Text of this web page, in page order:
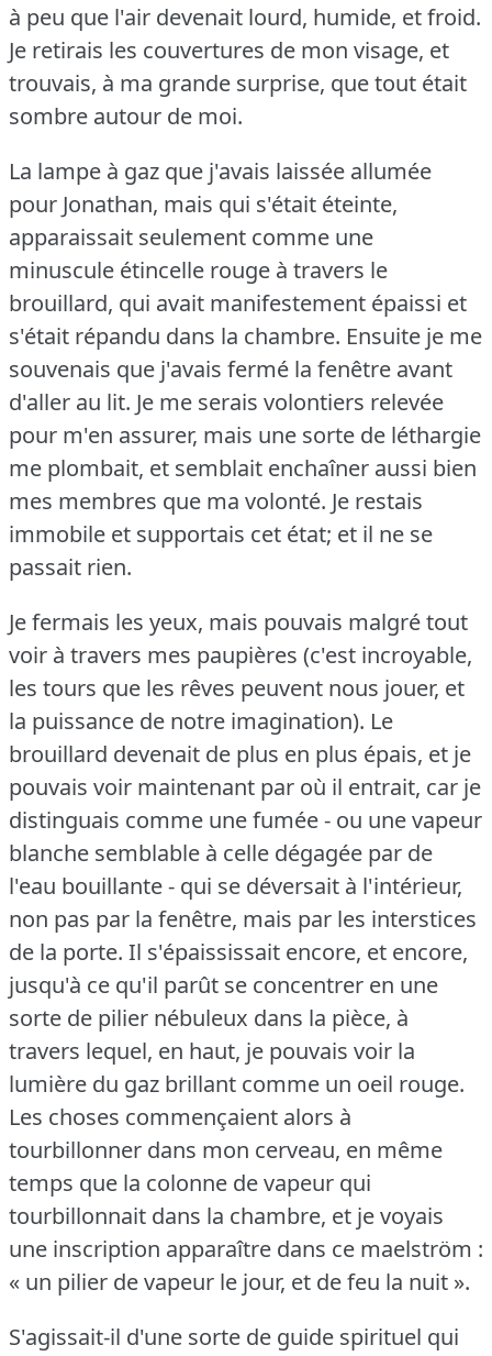
à peu que l'air devenait lourd, humide, et froid.
Je retirais les couvertures de mon visage, et
trouvais, à ma grande surprise, que tout était
sombre autour de moi.
La lampe à gaz que j'avais laissée allumée
pour Jonathan, mais qui s'était éteinte,
apparaissait seulement comme une
minuscule étincelle rouge à travers le
brouillard, qui avait manifestement épaissi et
s'était répandu dans la chambre. Ensuite je me
souvenais que j'avais fermé la fenêtre avant
d'aller au lit. Je me serais volontiers relevée
pour m'en assurer, mais une sorte de léthargie
me plombait, et semblait enchaîner aussi bien
mes membres que ma volonté. Je restais
immobile et supportais cet état; et il ne se
passait rien.
Je fermais les yeux, mais pouvais malgré tout
voir à travers mes paupières (c'est incroyable,
les tours que les rêves peuvent nous jouer, et
la puissance de notre imagination). Le
brouillard devenait de plus en plus épais, et je
pouvais voir maintenant par où il entrait, car je
distinguais comme une fumée - ou une vapeur
blanche semblable à celle dégagée par de
l'eau bouillante - qui se déversait à l'intérieur,
non pas par la fenêtre, mais par les interstices
de la porte. Il s'épaississait encore, et encore,
jusqu'à ce qu'il parût se concentrer en une
sorte de pilier nébuleux dans la pièce, à
travers lequel, en haut, je pouvais voir la
lumière du gaz brillant comme un oeil rouge.
Les choses commençaient alors à
tourbillonner dans mon cerveau, en même
temps que la colonne de vapeur qui
tourbillonnait dans la chambre, et je voyais
une inscription apparaître dans ce maelström :
« un pilier de vapeur le jour, et de feu la nuit ».
S'agissait-il d'une sorte de guide spirituel qui